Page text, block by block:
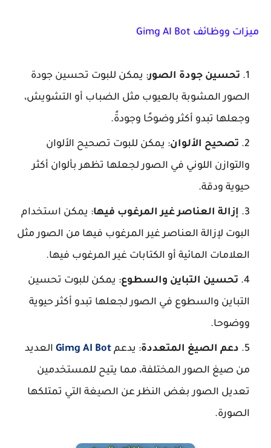
ميزات ووظائف Gimg AI Bot
تحسين جودة الصور: يمكن للبوت تحسين جودة
الصور المشوبة بالعيوب مثل الضباب أو التشويش،
وجعلها تبدو أكثر وضوحًا وجودةً.
تصحيح الألوان: يمكن للبوت تصحيح الألوان
والتوازن اللوني في الصور لجعلها تظهر بألوان أكثر
حيوية ودقة.
إزالة العناصر غير المرغوب فيها: يمكن استخدام
البوت لإزالة العناصر غير المرغوب فيها من الصور مثل
العلامات المائية أو الكتابات غير المرغوب فيها.
تحسين التباين والسطوع: يمكن للبوت تحسين
التباين والسطوع في الصور لجعلها تبدو أكثر حيوية
ووضوحا.
دعم الصيغ المتعددة: يدعم
العديد
من صيغ الصور المختلفة، مما يتيح للمستخدمين
تعديل الصور بغض النظر عن الصيغة التي تمتلكها
الصورة.